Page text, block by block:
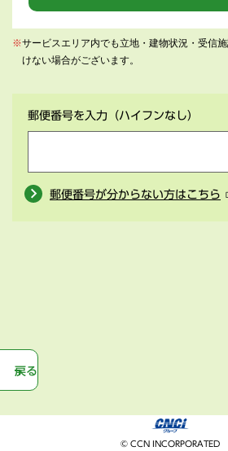
※サービスエリア内でも立地・建物状況・受信
けない場合がございます。
郵便番号を入力 （ハイフンなし）
郵便番号が分からない方はこちら
戻る
© CCN INCORPORATED